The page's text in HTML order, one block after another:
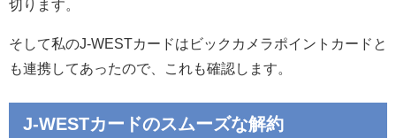
切ります。
そして私のJ-WESTカードはビックカメラポイントカードと
も連携してあったので、これも確認します。
J-WESTカードのスムーズな解約